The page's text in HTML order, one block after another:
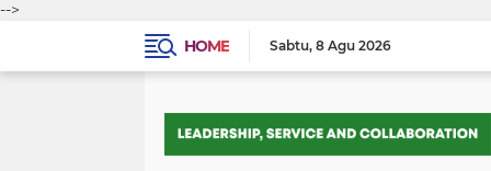
-->
HOME
Sabtu 8 Agu 2026